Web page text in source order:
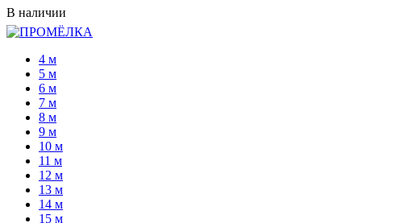
В наличии
4 м
5 м
6 м
7 м
8 м
9 м
10 м
11 м
12 м
13 м
14 м
15 м